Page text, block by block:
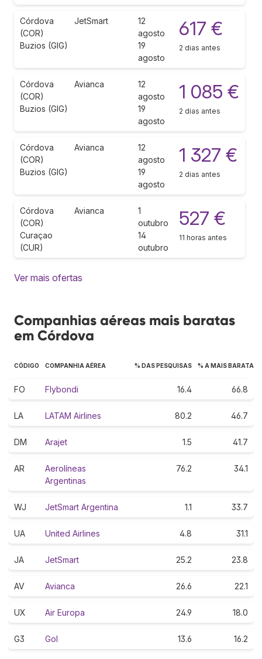
Córdova
(COR)
Buzios (GIG)
JetSmart
12
agosto
19
agosto
617 €
2 dias antes
Córdova
(COR)
Buzios (GIG)
Avianca
12
agosto
19
agosto
1 085 €
2 dias antes
Córdova
(COR)
Buzios (GIG)
Avianca
12
agosto
19
agosto
1 327 €
2 dias antes
Córdova
(COR)
Curaçao
(CUR)
Avianca
1
outubro
14
outubro
527 €
11 horas antes
Ver mais ofertas
Companhias aéreas mais baratas
em Córdova
CÓDIGO COMPANHIA AÉREA % DAS PESQUISAS % A MAIS BARATA
FO Flybondi 16.4 66.8
LA LATAM Airlines 80.2 46.7
DM Arajet 1.5 41.7
AR
Aerolíneas
Argentinas
76.2 34.1
WJ JetSmart Argentina 1.1 33.7
UA United Airlines 4.8 31.1
JA JetSmart 25.2 23.8
AV Avianca 26.6 22.1
UX Air Europa 24.9 18.0
G3 Gol 13.6 16.2